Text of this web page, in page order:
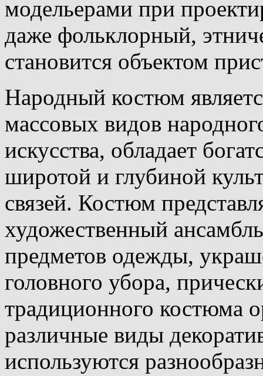
модельерами при
даже фольклорный,
становится объектом
Народный костюм
массовых видов
искусства, обладает
широтой и глубиной
связей. Костюм
художественный
предметов одежды,
головного убора,
традиционного костюма
различные виды
используются